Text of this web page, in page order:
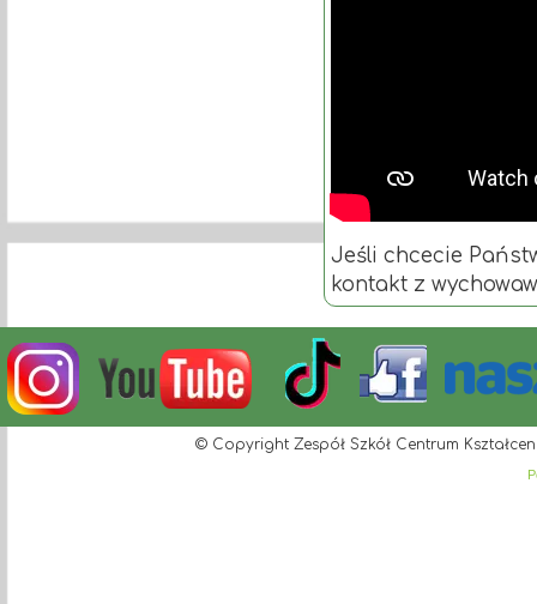
Jeśli chcecie
kontakt z
© Copyright Zespół Szkół Centrum